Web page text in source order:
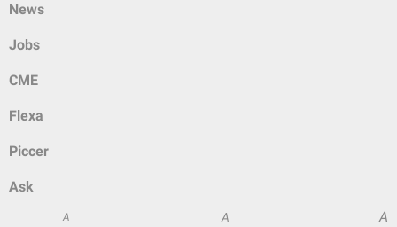
News
Jobs
CME
Flexa
Piccer
Ask
A A A